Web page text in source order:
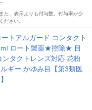
た、表示よりも付与数、付与率が少
ださい。